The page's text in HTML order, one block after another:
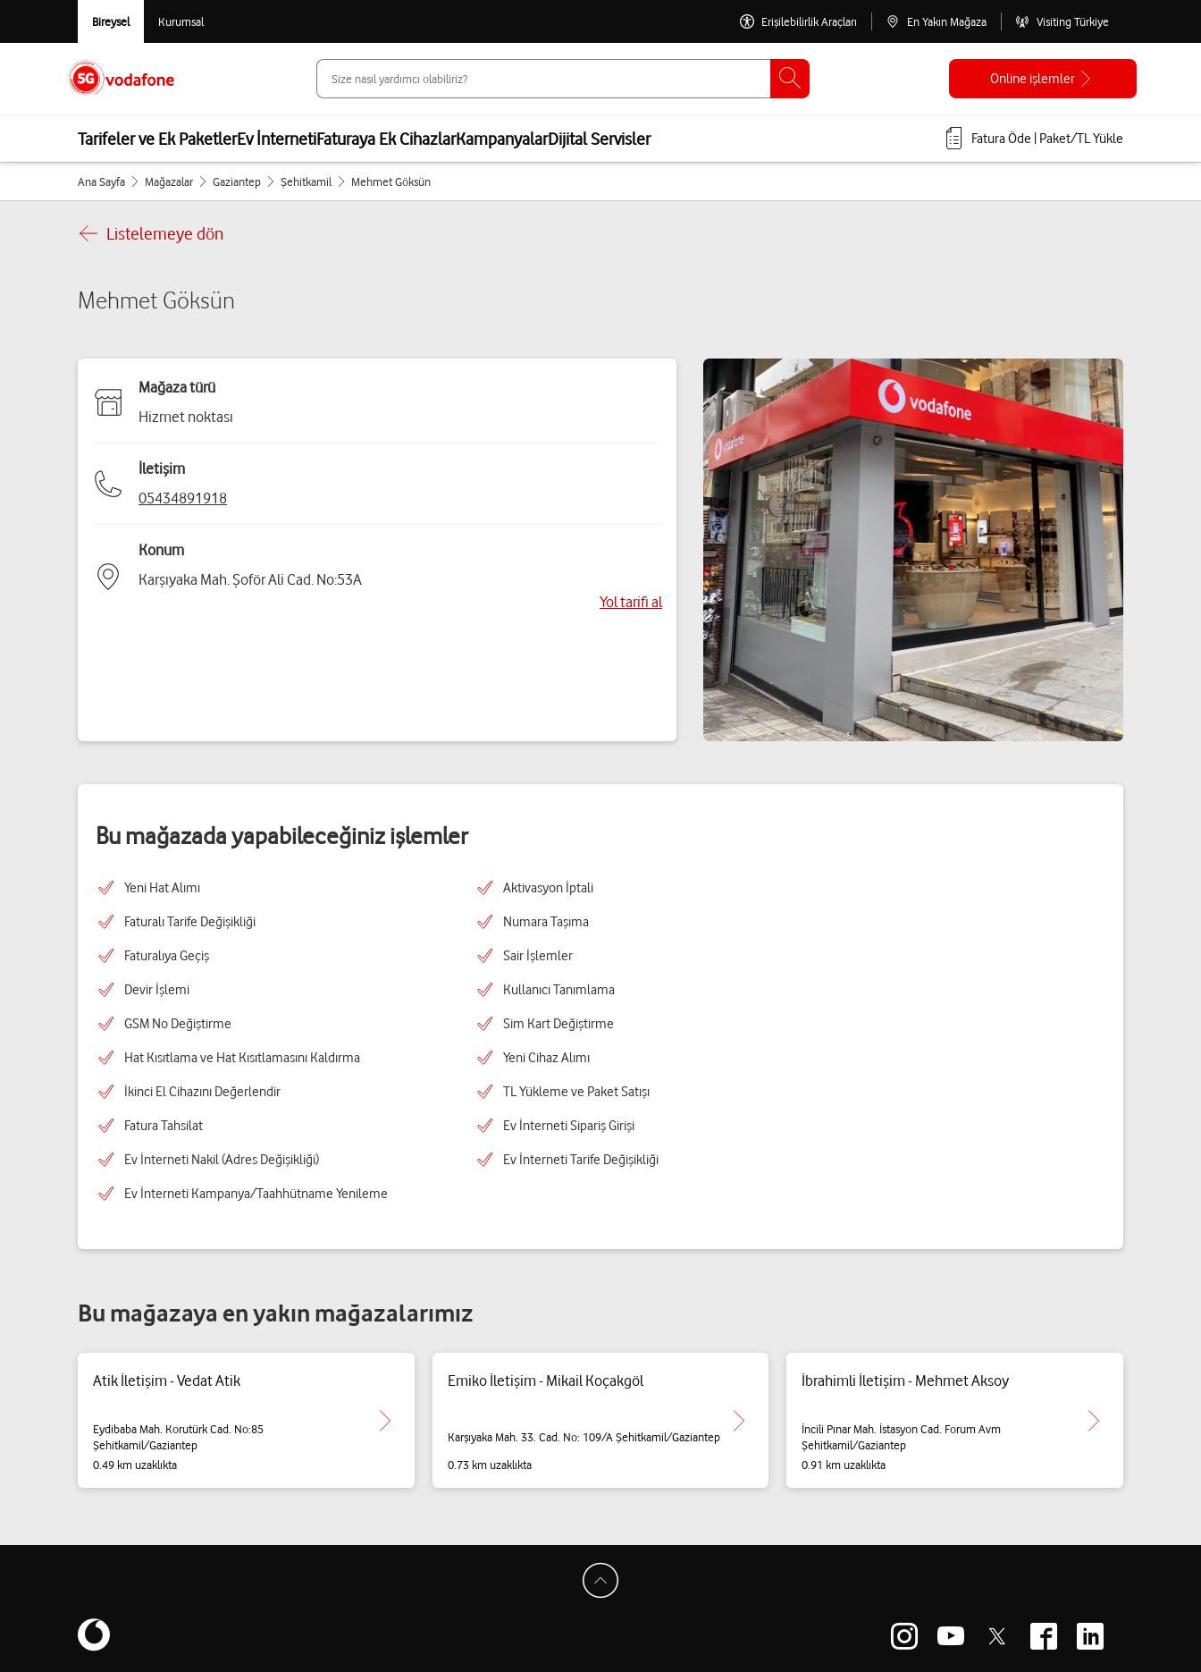
Bireysel Kurumsal Erişilebilirlik Araçları En Yakın Mağaza Visiting Türkiye
Online işlemler
Tarifeler ve Ek PaketlerEv İnternetiFaturaya Ek CihazlarKampanyalarDijital Servisler Fatura Öde | Paket/TL Yükle
Ana Sayfa Mağazalar Gaziantep Şehitkamil Mehmet Göksün
Listelemeye dön
Mehmet Göksün
Mağaza türü
Hizmet noktası
İletişim
05434891918
Konum
Karşıyaka Mah. Şoför Ali Cad. No:53A
Yol tarifi al
Bu mağazada yapabileceğiniz işlemler
Yeni Hat Alımı Aktivasyon İptali
Faturalı Tarife Değişikliği Numara Taşıma
Faturalıya Geçiş Sair İşlemler
Devir İşlemi Kullanıcı Tanımlama
GSM No Değiştirme Sim Kart Değiştirme
Hat Kısıtlama ve Hat Kısıtlamasını Kaldırma Yeni Cihaz Alımı
İkinci El Cihazını Değerlendir TL Yükleme ve Paket Satışı
Fatura Tahsilat Ev İnterneti Sipariş Girişi
Ev İnterneti Nakil (Adres Değişikliği) Ev İnterneti Tarife Değişikliği
Ev İnterneti Kampanya/Taahhütname Yenileme
Bu mağazaya en yakın mağazalarımız
Atik İletişim - Vedat Atik
Eydibaba Mah. Korutürk Cad. No:85
Şehitkamil/Gaziantep
0.49 km uzaklıkta
Emiko İletişim - Mikail Koçakgöl
Karşıyaka Mah. 33. Cad. No: 109/A Şehitkamil/Gaziantep
0.73 km uzaklıkta
İbrahimli İletişim - Mehmet Aksoy
İncili Pınar Mah. İstasyon Cad. Forum Avm
Şehitkamil/Gaziantep
0.91 km uzaklıkta